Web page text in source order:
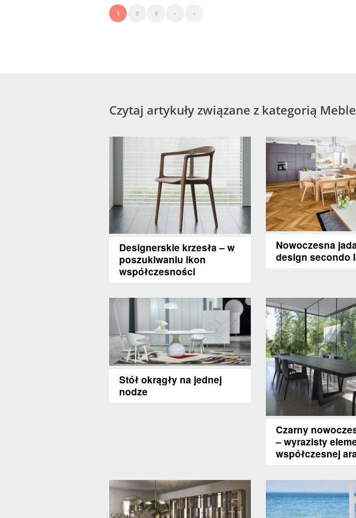
1 2 3 › »
Czytaj artykuły związane z kategorią
Designerskie krzesła – w
poszukiwaniu ikon
współczesności
Nowoczesna
design secondo
Stół okrągły na jednej
nodze
Czarny
– wyrazisty
współczesnej